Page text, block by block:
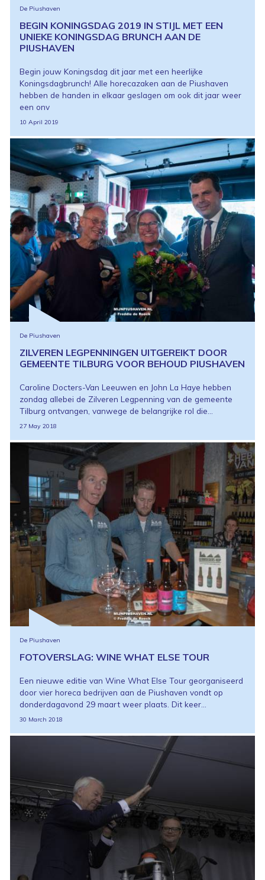
De Piushaven
BEGIN KONINGSDAG 2019 IN STIJL MET EEN
UNIEKE KONINGSDAG BRUNCH AAN DE
PIUSHAVEN
Begin jouw Koningsdag dit jaar met een heerlijke
Koningsdagbrunch! Alle horecazaken aan de Piushaven
hebben de handen in elkaar geslagen om ook dit jaar weer
een onv
10 April 2019
De Piushaven
ZILVEREN LEGPENNINGEN UITGEREIKT DOOR
GEMEENTE TILBURG VOOR BEHOUD PIUSHAVEN
Caroline Docters-Van Leeuwen en John La Haye hebben
zondag allebei de Zilveren Legpenning van de gemeente
Tilburg ontvangen, vanwege de belangrijke rol die...
27 May 2018
De Piushaven
FOTOVERSLAG: WINE WHAT ELSE TOUR
Een nieuwe editie van Wine What Else Tour georganiseerd
door vier horeca bedrijven aan de Piushaven vondt op
donderdagavond 29 maart weer plaats. Dit keer...
30 March 2018